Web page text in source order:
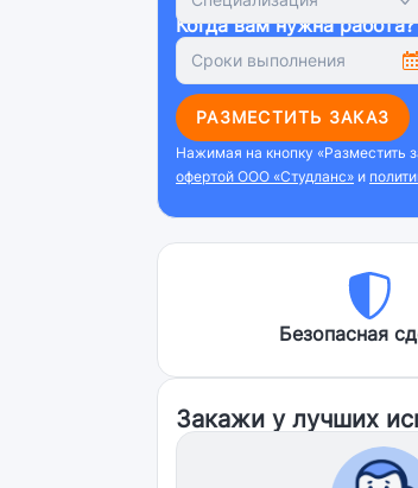
Когда вам нужна работа?
РАЗМЕСТИТЬ ЗАКАЗ
Нажимая на кнопку «Разместить
офертой ООО «Студланс» и
Безопасная
Закажи у лучших